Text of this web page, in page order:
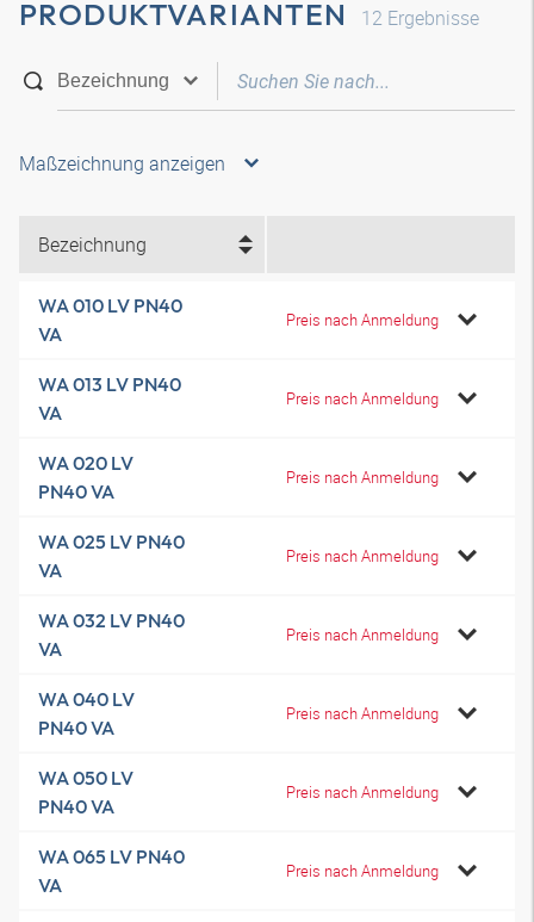
PRODUKTVARIANTEN 12 Ergebnisse
Maßzeichnung anzeigen
Bezeichnung
WA 010 LV PN40
VA
Preis nach Anmeldung
WA 013 LV PN40
VA
Preis nach Anmeldung
WA 020 LV
PN40 VA
Preis nach Anmeldung
WA 025 LV PN40
VA
Preis nach Anmeldung
WA 032 LV PN40
VA
Preis nach Anmeldung
WA 040 LV
PN40 VA
Preis nach Anmeldung
WA 050 LV
PN40 VA
Preis nach Anmeldung
WA 065 LV PN40
VA
Preis nach Anmeldung